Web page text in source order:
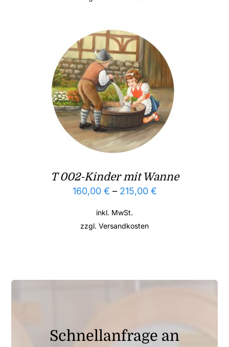
T 002-Kinder mit Wanne
160,00 € – 215,00 €
inkl. MwSt.
zzgl. Versandkosten
Schnellanfrage an